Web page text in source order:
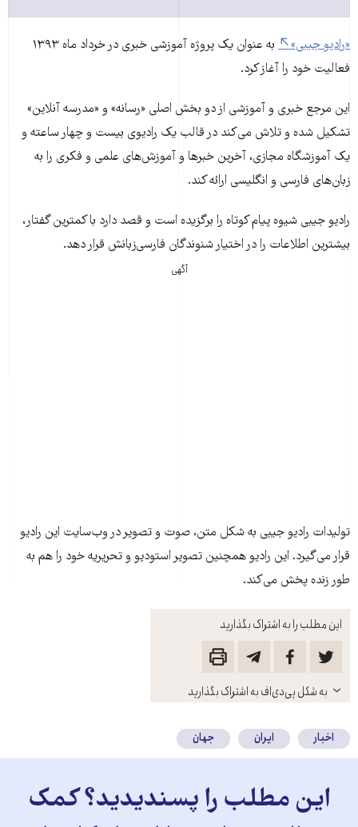
این مطلب را به اشتراک بگذارید
باز
کنید
به شکل پی‌دی‌اف به اشتراک بگذارید
«رادیو جیبی»
به عنوان یک پروژه آموزشی خبری در خرداد ماه ۱۳۹۳
فعالیت خود را آغاز کرد.
این مرجع خبری و آموزشی از دو بخش اصلی «رسانه» و «مدرسه آنلاین»
تشکیل شده و تلاش می‌کند در قالب یک رادیوی بیست و چهار ساعته و
یک آموزشگاه مجازی، آخرین خبرها و آموزش‌های علمی و فکری را به
زبان‌های فارسی و انگلیسی ارائه کند.
رادیو جیبی شیوه پیام کوتاه را برگزیده است و قصد دارد با کمترین گفتار،
بیشترین اطلاعات را در اختیار شنوندگان فارسی‌زبانش قرار دهد.
آگهی
تولیدات رادیو جیبی به شکل متن، صوت و تصویر در وب‌سایت این رادیو
قرار می‌گیرد. این رادیو همچنین تصویر استودیو و تحریریه خود را هم به
طور زنده پخش می‌کند.
اخبار ایران جهان
این مطلب را پسندیدید؟ کمک